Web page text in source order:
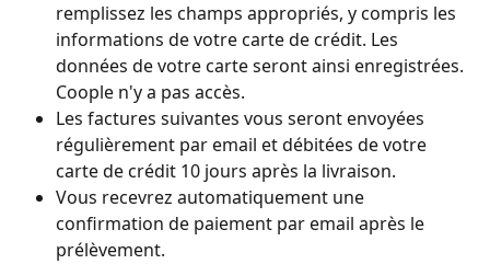
remplissez les champs appropriés, y compris les
informations de votre carte de crédit. Les
données de votre carte seront ainsi enregistrées.
Coople n'y a pas accès.
Les factures suivantes vous seront envoyées
régulièrement par email et débitées de votre
carte de crédit 10 jours après la livraison.
Vous recevrez automatiquement une
confirmation de paiement par email après le
prélèvement.